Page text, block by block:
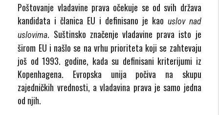
Poštovanje vladavine prava očekuje se od svih država
kandidata i članica EU i definisano je kao uslov nad
uslovima. Suštinsko značenje vladavine prava isto je
širom EU i našlo se na vrhu prioriteta koji se zahtevaju
još od 1993. godine, kada su definisani kriterijumi iz
Kopenhagena. Evropska unija počiva na skupu
zajedničkih vrednosti, a vladavina prava je samo jedna
od njih.